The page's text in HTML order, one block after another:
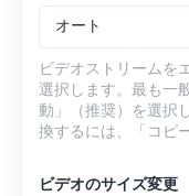
オート
ビデオストリームを
選択します。最も一
動」（推奨）を選択
換するには、「コピ
ビデオのサイズ変更